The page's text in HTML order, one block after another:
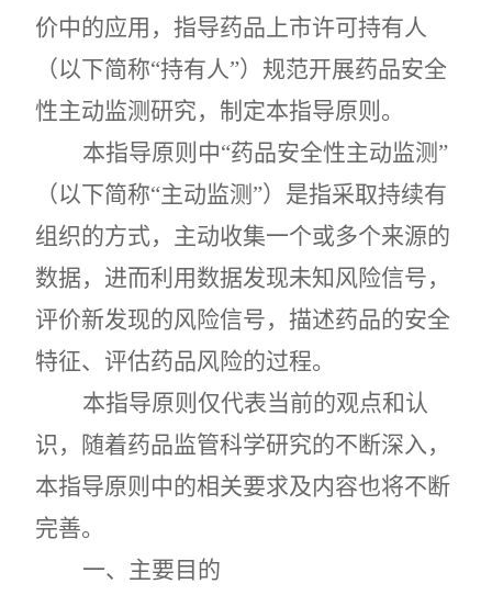
价中的应用，指导药品上市许可持有人
（以下简称“持有人”）规范开展药品安全
性主动监测研究， 制定本指导原则。
本指导原则中“药品安全性主动监测”
（以下简称“主动监测”）是指采取持续有
组织的方式，主动收集一个或多个来源的
数据，进而利用数据发现未知风险信号，
评价新发现的风险信号，描述药品的安全
特征、评估药品风险的过程。
本指导原则仅代表当前的观点和认
识，随着药品监管科学研究的不断深入，
本指导原则中的相关要求及内容也将不断
完善。
一、主要目的